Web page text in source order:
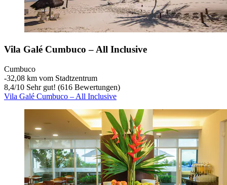
Vila Galé Cumbuco – All Inclusive
Cumbuco
‐32,08 km vom Stadtzentrum
8,4/10 Sehr gut! (616 Bewertungen)
Vila Galé Cumbuco – All Inclusive